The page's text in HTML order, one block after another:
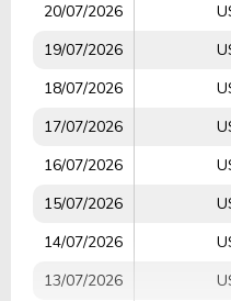
20/07/2026
19/07/2026
18/07/2026
17/07/2026
16/07/2026
15/07/2026
14/07/2026
13/07/2026